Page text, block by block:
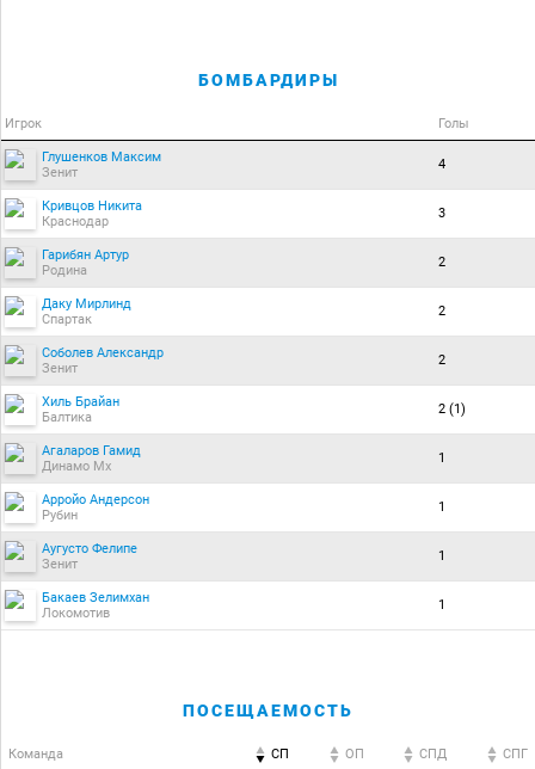
БОМБАРДИРЫ
Игрок Голы
Глушенков Максим
Зенит
4
Кривцов Никита
Краснодар
3
Гарибян Артур
Родина
2
Даку Мирлинд
Спартак
2
Соболев Александр
Зенит
2
Хиль Брайан
Балтика
2 (1)
Агаларов Гамид
Динамо Мх
1
Арройо Андерсон
Рубин
1
Аугусто Фелипе
Зенит
1
Бакаев Зелимхан
Локомотив
1
ПОСЕЩАЕМОСТЬ
Команда СП ОП CПД CПГ